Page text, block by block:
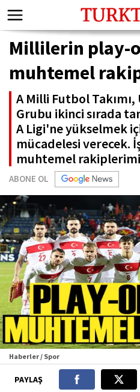
Millilerin play-
muhtemel
A Milli Futbol Takımı,
Grubu ikinci sırada
A Ligi'ne yükselmek
mücadelesi verecek.
muhtemel
ABONE OL
Haberler / Spor
PAYLAŞ